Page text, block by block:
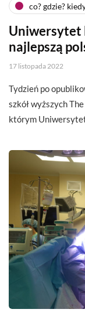
co? gdzie?
Uniwersytet
najlepszą
17 listopada 2022
Tydzień po
szkół wyższych
którym